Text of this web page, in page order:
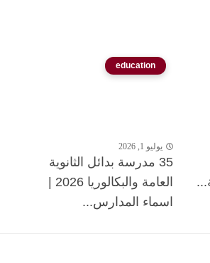
education
يوليو 1, 2026
35 مدرسة بدائل الثانوية
العامة والبكالوريا 2026 |
اسماء المدارس...